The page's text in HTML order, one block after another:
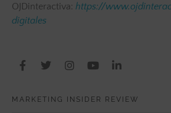
OJDinteractiva: https://
digitales
MARKETING INSIDER REVIEW